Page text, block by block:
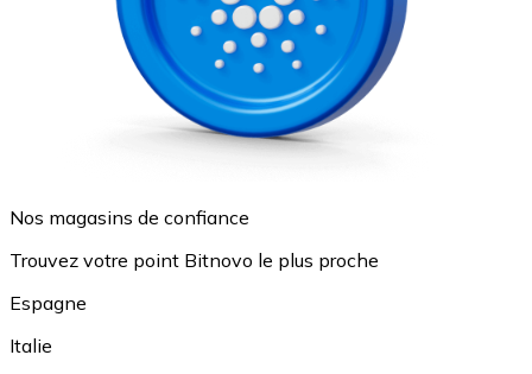
Nos magasins de confiance
Trouvez votre point Bitnovo le plus proche
Espagne
Italie